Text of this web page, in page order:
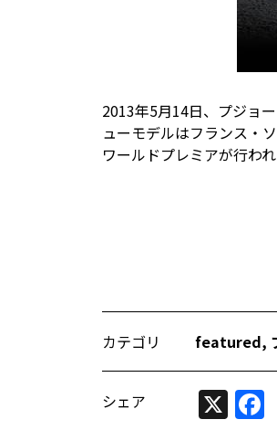
2013年5月14日、プジョ
ューモデルはフランス・
ワールドプレミアが行わ
カテゴリ featured,
シェア X